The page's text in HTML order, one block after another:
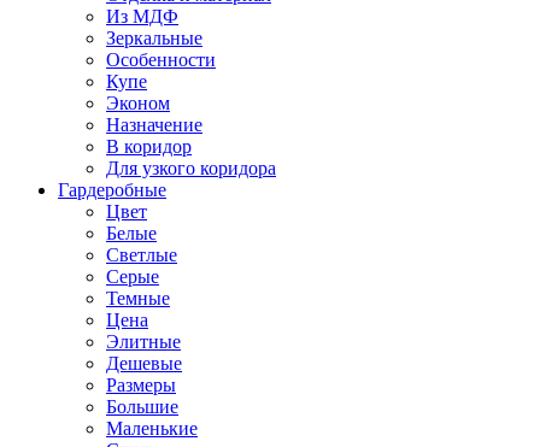
Из МДФ
Зеркальные
Особенности
Купе
Эконом
Назначение
В коридор
Для узкого коридора
Гардеробные
Цвет
Белые
Светлые
Серые
Темные
Цена
Элитные
Дешевые
Размеры
Большие
Маленькие